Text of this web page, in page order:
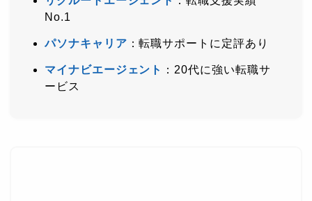
No.1
パソナキャリア ：転職サポートに定評あり
マイナビエージェント
：20代に強い転職サ
ービス